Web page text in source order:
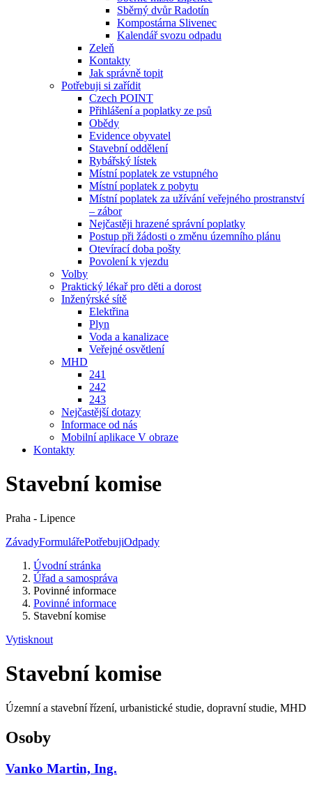
Sběrný dvůr Radotín
Kompostárna Slivenec
Kalendář svozu odpadu
Zeleň
Kontakty
Jak správně topit
Potřebuji si zařídit
Czech POINT
Přihlášení a poplatky ze psů
Obědy
Evidence obyvatel
Stavební oddělení
Rybářský lístek
Místní poplatek ze vstupného
Místní poplatek z pobytu
Místní poplatek za užívání veřejného prostranství
– zábor
Nejčastěji hrazené správní poplatky
Postup při žádosti o změnu územního plánu
Otevírací doba pošty
Povolení k vjezdu
Volby
Praktický lékař pro děti a dorost
Inženýrské sítě
Elektřina
Plyn
Voda a kanalizace
Veřejné osvětlení
MHD
241
242
243
Nejčastější dotazy
Informace od nás
Mobilní aplikace V obraze
Kontakty
Stavební komise
Praha - Lipence
ZávadyFormulářePotřebujiOdpady
Úvodní stránka
Úřad a samospráva
Povinné informace
Povinné informace
Stavební komise
Vytisknout
Stavební komise
Územní a stavební řízení, urbanistické studie, dopravní studie, MHD
Osoby
Vanko Martin, Ing.